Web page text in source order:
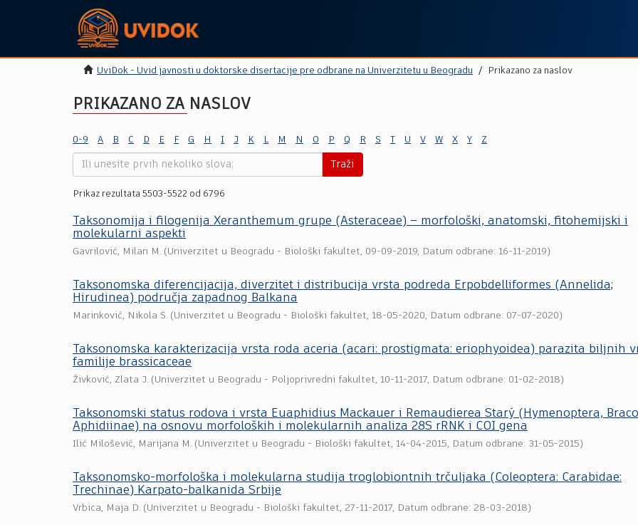
UviDok - Uvid javnosti u doktorske disertacije pre odbrane na Univerzitetu u Beogradu Prikazano za naslov
PRIKAZANO ZA NASLOV
0-9 A B C D E F G H I J K L M N O P Q R S T U V W X Y Z
Traži
Prikaz rezultata 5503-5522 od 6796
Taksonomija i filogenija Xeranthemum grupe (Asteraceae) – morfološki, anatomski, fitohemijski i
molekularni aspekti
Gavrilović, Milan M. (Univerzitet u Beogradu - Biološki fakultet, 09-09-2019, Datum odbrane: 16-11-2019)
Taksonomska diferencijacija, diverzitet i distribucija vrsta podreda Erpobdelliformes (Annelida;
Hirudinea) područja zapadnog Balkana
Marinković, Nikola S. (Univerzitet u Beogradu - Biološki fakultet, 18-05-2020, Datum odbrane: 07-07-2020)
Taksonomska karakterizacija vrsta roda aceria (acari: prostigmata: eriophyoidea) parazita biljnih
familije brassicaceae
Živković, Zlata J. (Univerzitet u Beogradu - Poljoprivredni fakultet, 10-11-2017, Datum odbrane: 01-02-2018)
Taksonomski status rodova i vrsta Euaphidius Mackauer i Remaudierea Starý (Hymenoptera,
Aphidiinae) na osnovu morfoloških i molekularnih analiza 28S rRNK i COI gena
Ilić Milošević, Marijana M. (Univerzitet u Beogradu - Biološki fakultet, 14-04-2015, Datum odbrane: 31-05-2015)
Taksonomsko-morfološka i molekularna studija troglobiontnih trčuljaka (Coleoptera: Carabidae:
Trechinae) Karpato-balkanida Srbije
Vrbica, Maja D. (Univerzitet u Beogradu - Biološki fakultet, 27-11-2017, Datum odbrane: 28-03-2018)